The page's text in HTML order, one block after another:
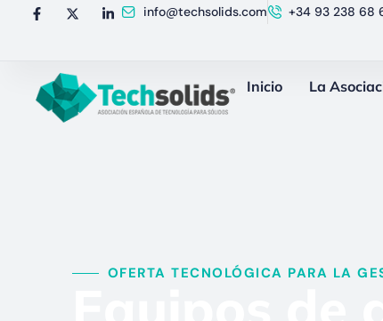
info@techsolids.com +34 93 238 68
Inicio La
OFERTA TECNOLÓGICA PARA LA